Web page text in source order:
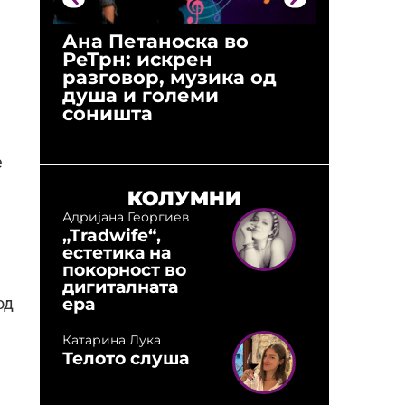
Ана Петаноска во
РеТрн: искрен
разговор, музика од
душа и големи
соништа
КОЛУМНИ
Адријана Георгиев
„Tradwife“,
естетика на
покорност во
дигиталната
ера
Катарина Лука
Телото слуша